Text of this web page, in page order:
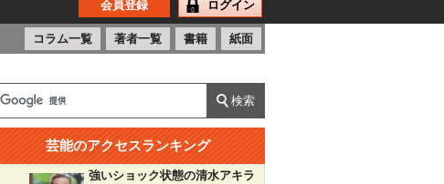
会員登録 ログイン
コラム一覧 著者一覧 書籍 紙面
芸能のアクセスランキング
強いショック状態の清水アキラ